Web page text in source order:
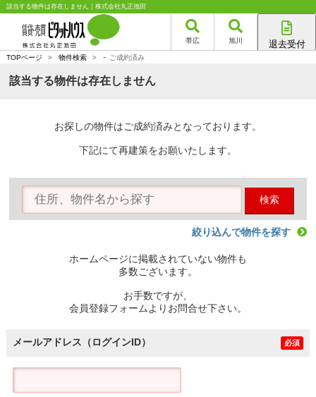
該当する物件は存在しません｜株式会社丸正池田
帯広 旭川 退去受付
TOPページ > 物件検索 > - ご成約済み
該当する物件は存在しません
お探しの物件はご成約済みとなっております。
下記にて再建策をお願いたします。
検索
絞り込んで物件を探す
ホームページに掲載されていない物件も
多数ございます。
お手数ですが、
会員登録フォームよりお問合せ下さい。
メールアドレス（ログインID） 必須